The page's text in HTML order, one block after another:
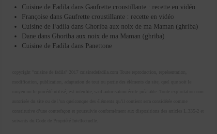
Cuisine de Fadila dans Gaufrette croustillante : recette en vidéo
Françoise dans Gaufrette croustillante : recette en vidéo
Cuisine de Fadila dans Ghoriba aux noix de ma Maman (ghriba)
Dane dans Ghoriba aux noix de ma Maman (ghriba)
Cuisine de Fadila dans Panettone